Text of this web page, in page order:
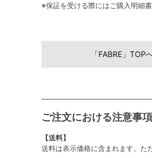
※保証を受ける際にはご購入明細
「FABRE」TOP
ご注文における注意事
【送料】
送料は表示価格に含まれます。た